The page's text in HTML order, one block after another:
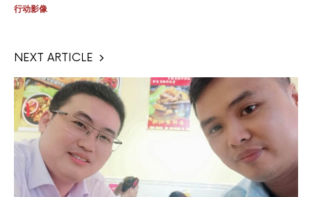
行动影像
NEXT ARTICLE